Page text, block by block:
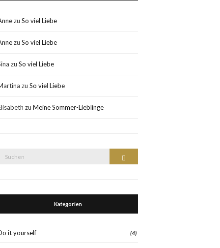
zuSo viel Liebe
zuSo viel Liebe
zuSo viel Liebe
zuSo viel Liebe
zuMeine Sommer-Lieblinge
Suchen
Kategorien
it yourself (4)